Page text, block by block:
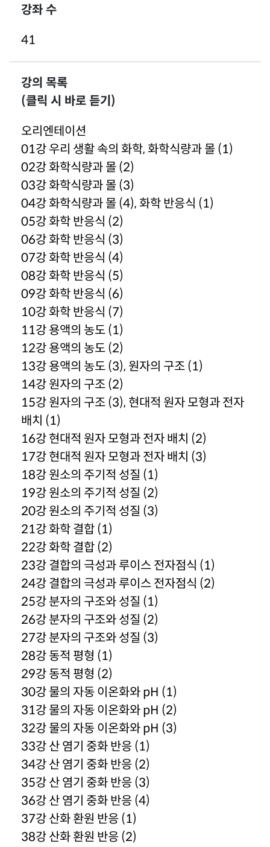
강좌 수
41
강의 목록
(클릭 시 바로 듣기)
오리엔테이션
01강 우리 생활 속의 화학, 화학식량과 몰 (1)
02강 화학식량과 몰 (2)
03강 화학식량과 몰 (3)
04강 화학식량과 몰 (4), 화학 반응식 (1)
05강 화학 반응식 (2)
06강 화학 반응식 (3)
07강 화학 반응식 (4)
08강 화학 반응식 (5)
09강 화학 반응식 (6)
10강 화학 반응식 (7)
11강 용액의 농도 (1)
12강 용액의 농도 (2)
13강 용액의 농도 (3), 원자의 구조 (1)
14강 원자의 구조 (2)
15강 원자의 구조 (3), 현대적 원자 모형과 전자
배치 (1)
16강 현대적 원자 모형과 전자 배치 (2)
17강 현대적 원자 모형과 전자 배치 (3)
18강 원소의 주기적 성질 (1)
19강 원소의 주기적 성질 (2)
20강 원소의 주기적 성질 (3)
21강 화학 결합 (1)
22강 화학 결합 (2)
23강 결합의 극성과 루이스 전자점식 (1)
24강 결합의 극성과 루이스 전자점식 (2)
25강 분자의 구조와 성질 (1)
26강 분자의 구조와 성질 (2)
27강 분자의 구조와 성질 (3)
28강 동적 평형 (1)
29강 동적 평형 (2)
30강 물의 자동 이온화와 pH (1)
31강 물의 자동 이온화와 pH (2)
32강 물의 자동 이온화와 pH (3)
33강 산 염기 중화 반응 (1)
34강 산 염기 중화 반응 (2)
35강 산 염기 중화 반응 (3)
36강 산 염기 중화 반응 (4)
37강 산화 환원 반응 (1)
38강 산화 환원 반응 (2)